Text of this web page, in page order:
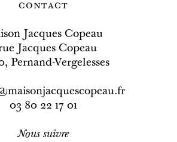
contact
Jacques Copeau
Jacques Copeau
Pernand-Vergelesses
03 80 22 17 01
Nous suivre